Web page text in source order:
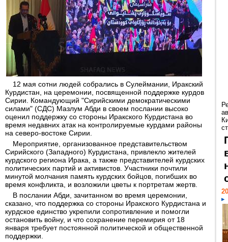
12 мая сотни людей собрались в Сулеймании, Иракский
Курдистан, на церемонии, посвященной поддержке курдов
Сирии. Командующий "Сирийскими демократическими
силами" (СДС) Мазлум Абди в своем послании высоко
оценил поддержку со стороны Иракского Курдистана во
время недавних атак на контролируемые курдами районы
на северо-востоке Сирии.
Мероприятие, организованное представительством
Сирийского (Западного) Курдистана, привлекло жителей
курдского региона Ирака, а также представителей курдских
политических партий и активистов. Участники почтили
минутой молчания память курдских бойцов, погибших во
время конфликта, и возложили цветы к портретам жертв.
В послании Абди, зачитанном во время церемонии,
сказано, что поддержка со стороны Иракского Курдистана и
курдское единство укрепили сопротивление и помогли
остановить войну, и что сохранение перемирия от 18
января требует постоянной политической и общественной
поддержки.